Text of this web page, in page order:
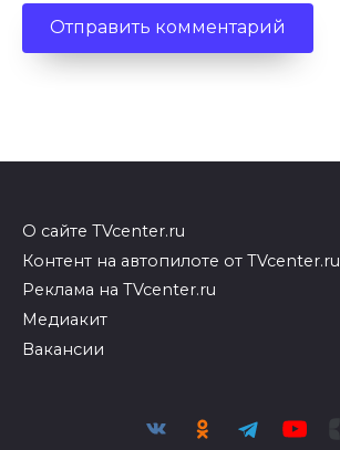
О сайте TVcenter.ru
Контент на автопилоте от TVcenter.ru
Реклама на TVcenter.ru
Медиакит
Вакансии